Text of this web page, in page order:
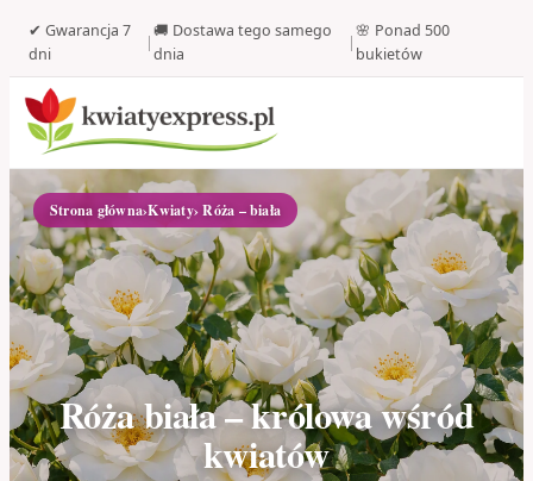
✔ Gwarancja 7
dni
|
🚚 Dostawa tego samego
dnia
|
🌸 Ponad 500
bukietów
Strona główna›Kwiaty› Róża – biała
Róża biała – królowa wśród
kwiatów